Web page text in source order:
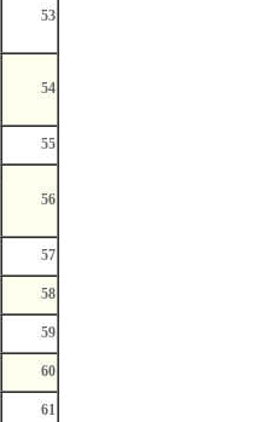
53
54
55
56
57
58
59
60
61